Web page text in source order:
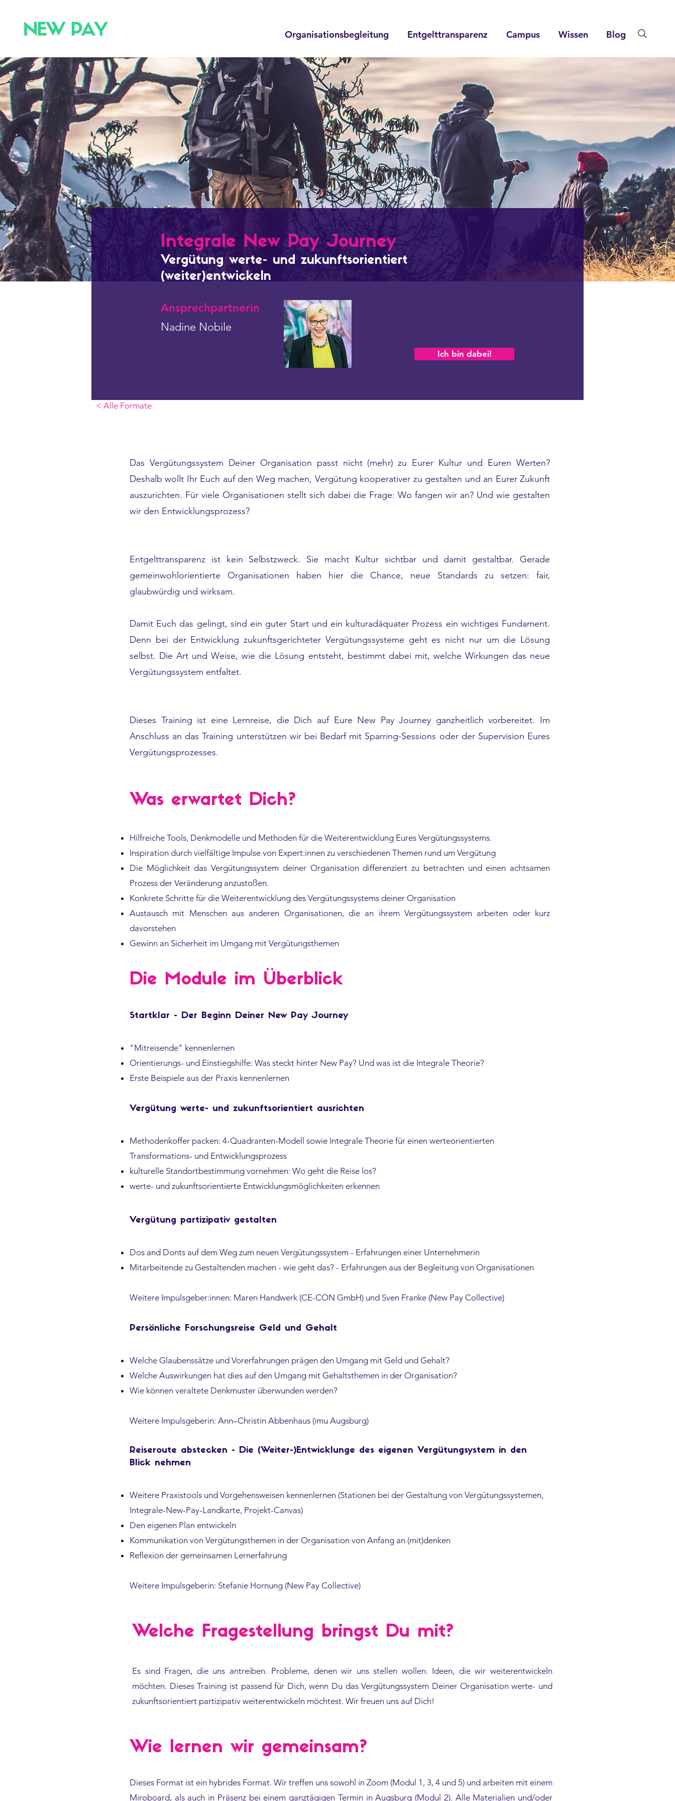
Organisationsbegleitung Entgelttransparenz Campus Wissen Blog
Integrale New Pay Journey
Vergütung werte- und zukunftsorientiert
(weiter)entwickeln
Ansprechpartnerin
Nadine Nobile
Ich bin dabei!
< Alle Formate
Das Vergütungssystem Deiner Organisation passt nicht (mehr) zu Eurer Kultur und Euren Werten?
Deshalb wollt Ihr Euch auf den Weg machen, Vergütung kooperativer zu gestalten und an Eurer Zukunft
auszurichten. Für viele Organisationen stellt sich dabei die Frage: Wo fangen wir an? Und wie gestalten
wir den Entwicklungsprozess?
Entgelttransparenz ist kein Selbstzweck. Sie macht Kultur sichtbar und damit gestaltbar. Gerade
gemeinwohlorientierte Organisationen haben hier die Chance, neue Standards zu setzen: fair,
glaubwürdig und wirksam.
Damit Euch das gelingt, sind ein guter Start und ein kulturadäquater Prozess ein wichtiges Fundament.
Denn bei der Entwicklung zukunftsgerichteter Vergütungssysteme geht es nicht nur um die Lösung
selbst. Die Art und Weise, wie die Lösung entsteht, bestimmt dabei mit, welche Wirkungen das neue
Vergütungssystem entfaltet.
Dieses Training ist eine Lernreise, die Dich auf Eure New Pay Journey ganzheitlich vorbereitet. Im
Anschluss an das Training unterstützen wir bei Bedarf mit Sparring-Sessions oder der Supervision Eures
Vergütungsprozesses.
Was erwartet Dich?
Hilfreiche Tools, Denkmodelle und Methoden für die Weiterentwicklung Eures Vergütungssystems.
Inspiration durch vielfältige Impulse von Expert:innen zu verschiedenen Themen rund um Vergütung
Die Möglichkeit das Vergütungssystem deiner Organisation differenziert zu betrachten und einen achtsamen
Prozess der Veränderung anzustoßen.
Konkrete Schritte für die Weiterentwicklung des Vergütungssystems deiner Organisation
Austausch mit Menschen aus anderen Organisationen, die an ihrem Vergütungssystem arbeiten oder kurz
davorstehen
Gewinn an Sicherheit im Umgang mit Vergütungsthemen
Die Module im Überblick
Startklar - Der Beginn Deiner New Pay Journey
"Mitreisende" kennenlernen
Orientierungs- und Einstiegshilfe: Was steckt hinter New Pay? Und was ist die Integrale Theorie?
Erste Beispiele aus der Praxis kennenlernen
Vergütung werte- und zukunftsorientiert ausrichten
Methodenkoffer packen: 4-Quadranten-Modell sowie Integrale Theorie für einen werteorientierten
Transformations- und Entwicklungsprozess
kulturelle Standortbestimmung vornehmen: Wo geht die Reise los?
werte- und zukunftsorientierte Entwicklungsmöglichkeiten erkennen
Vergütung partizipativ gestalten
Dos and Donts auf dem Weg zum neuen Vergütungssystem - Erfahrungen einer Unternehmerin
Mitarbeitende zu Gestaltenden machen - wie geht das? - Erfahrungen aus der Begleitung von Organisationen
Weitere Impulsgeber:innen: Maren Handwerk (CE-CON GmbH) und Sven Franke (New Pay Collective)
Persönliche Forschungsreise Geld und Gehalt
Welche Glaubenssätze und Vorerfahrungen prägen den Umgang mit Geld und Gehalt?
Welche Auswirkungen hat dies auf den Umgang mit Gehaltsthemen in der Organisation?
Wie können veraltete Denkmuster überwunden werden?
Weitere Impulsgeberin: Ann–Christin Abbenhaus (imu Augsburg)
Reiseroute abstecken - Die (Weiter-)Entwicklunge des eigenen Vergütungsystem in den
Blick nehmen
Weitere Praxistools und Vorgehensweisen kennenlernen (Stationen bei der Gestaltung von Vergütungssystemen,
Integrale-New-Pay-Landkarte, Projekt-Canvas)
Den eigenen Plan entwickeln
Kommunikation von Vergütungsthemen in der Organisation von Anfang an (mit)denken
Reflexion der gemeinsamen Lernerfahrung
Weitere Impulsgeberin: Stefanie Hornung (New Pay Collective)
Welche Fragestellung bringst Du mit?
Es sind Fragen, die uns antreiben. Probleme, denen wir uns stellen wollen. Ideen, die wir weiterentwickeln
möchten. Dieses Training ist passend für Dich, wenn Du das Vergütungssystem Deiner Organisation werte- und
zukunftsorientiert partizipativ weiterentwickeln möchtest. Wir freuen uns auf Dich!
Wie lernen wir gemeinsam?
Dieses Format ist ein hybrides Format. Wir treffen uns sowohl in Zoom (Modul 1, 3, 4 und 5) und arbeiten mit einem
Miroboard, als auch in Präsenz bei einem ganztägigen Termin in Augsburg (Modul 2). Alle Materialien und/oder